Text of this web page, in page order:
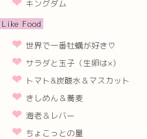
キングダム
Like Food
世界で一番牡蠣が好き♡
サラダと玉子（生卵は×）
トマト&炭酸水＆マスカット
きしめん＆蕎麦
海老＆レバー
ちょこっとの量